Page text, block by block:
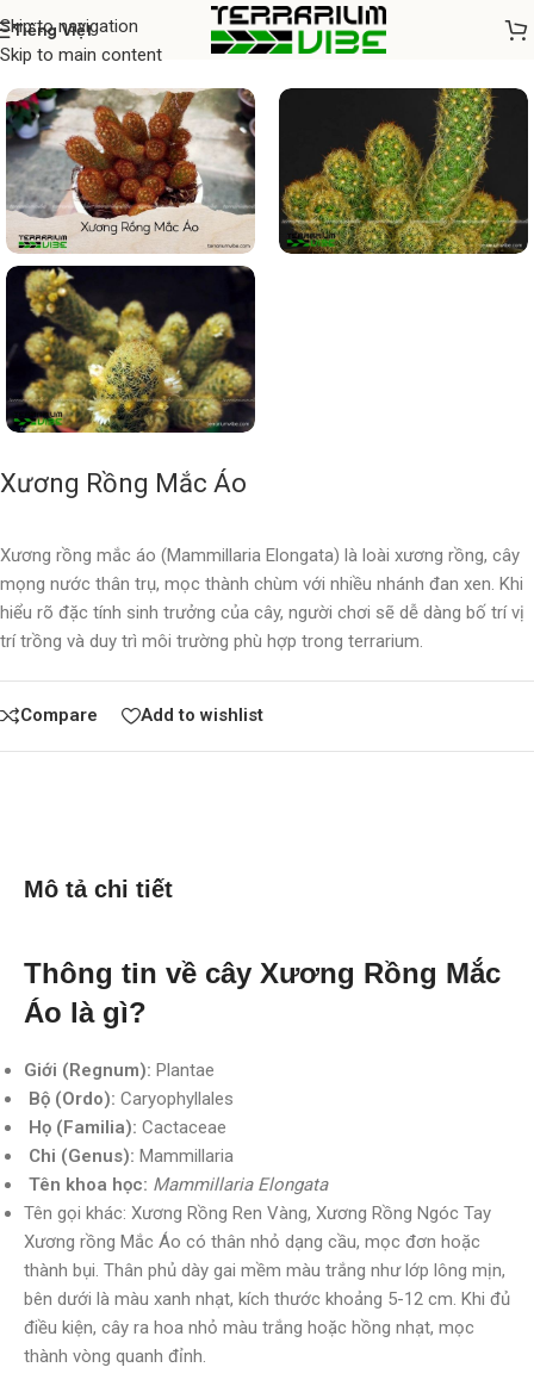
Skip to navigation
Skip to main content
Tiếng Việt
Home/Cây thủy sinh
Xương Rồng Mắc Áo
Xương rồng mắc áo (Mammillaria Elongata) là loài xương rồng, cây
mọng nước thân trụ, mọc thành chùm với nhiều nhánh đan xen. Khi
hiểu rõ đặc tính sinh trưởng của cây, người chơi sẽ dễ dàng bố trí vị
trí trồng và duy trì môi trường phù hợp trong terrarium.
Compare Add to wishlist
Mô tả chi tiết
Thông tin về cây Xương Rồng Mắc
Áo là gì?
Giới (Regnum): Plantae
Bộ (Ordo): Caryophyllales
Họ (Familia): Cactaceae
Chi (Genus): Mammillaria
Tên khoa học: Mammillaria Elongata
Tên gọi khác: Xương Rồng Ren Vàng, Xương Rồng Ngóc Tay
Xương rồng Mắc Áo có thân nhỏ dạng cầu, mọc đơn hoặc
thành bụi. Thân phủ dày gai mềm màu trắng như lớp lông mịn,
bên dưới là màu xanh nhạt, kích thước khoảng 5-12 cm. Khi đủ
điều kiện, cây ra hoa nhỏ màu trắng hoặc hồng nhạt, mọc
thành vòng quanh đỉnh.